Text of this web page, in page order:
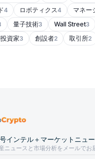
4 ロボティクス4 マネー
量子技術3 Wall Street3
資家3 創設者2 取引所2
インテル＋マーケットニュ
ニュースと市場分析をメールでお